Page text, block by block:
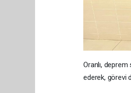
Oranlı,
ederek, görevi